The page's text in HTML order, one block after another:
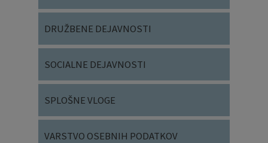
DRUŽBENE DEJAVNOSTI
SOCIALNE DEJAVNOSTI
SPLOŠNE VLOGE
VARSTVO OSEBNIH PODATKOV